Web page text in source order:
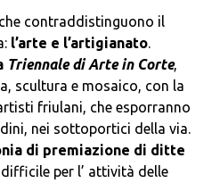
contraddistinguono il
l’arte e l’artigianato.
Triennale di Arte in Corte,
scultura e mosaico, con la
friulani, che esporranno
nei sottoportici della via.
di premiazione di ditte
per l’ attività delle